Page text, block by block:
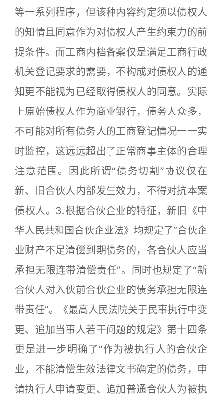
等一系列程序，但该种内容约定须以债权人
的知情且同意作为对债权人产生约束力的前
提条件。而工商内档备案仅是满足工商行政
机关登记要求的需要，不构成对债权人的通
知更不能视为已经取得债权人的同意。实际
上原始债权人作为商业银行，债务人众多，
不可能对所有债务人的工商登记情况一一实
时监控，这远远超出了正常商事主体的合理
注意范围。因此所谓“债务切割”协议仅在
新、旧合伙人内部发生效力，不得对抗本案
债权人。3.根据合伙企业的特征，新旧《中
华人民共和国合伙企业法》均规定了“合伙企
业财产不足清偿到期债务的，各合伙人应当
承担无限连带清偿责任”。同时也规定了“新
合伙人对入伙前合伙企业的债务承担无限连
带责任”。《最高人民法院关于民事执行中变
更、追加当事人若干问题的规定》第十四条
更是进一步明确了“作为被执行人的合伙企
业，不能清偿生效法律文书确定的债务，申
请执行人申请变更、追加普通合伙人为被执